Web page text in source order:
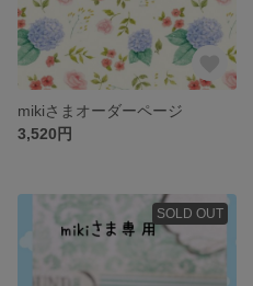
mikiさまオーダーページ
3,520円
SOLD OUT